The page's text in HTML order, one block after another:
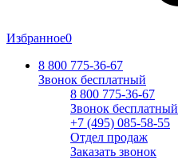
Избранное0
8 800 775-36-67
Звонок бесплатный
8 800 775-36-67
Звонок бесплатный
+7 (495) 085-58-55
Отдел продаж
Заказать звонок